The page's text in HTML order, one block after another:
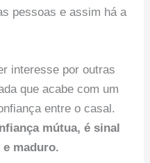
pessoas e assim há a
interesse por outras
que acabe com um
entre o casal.
mútua, é sinal
maduro.